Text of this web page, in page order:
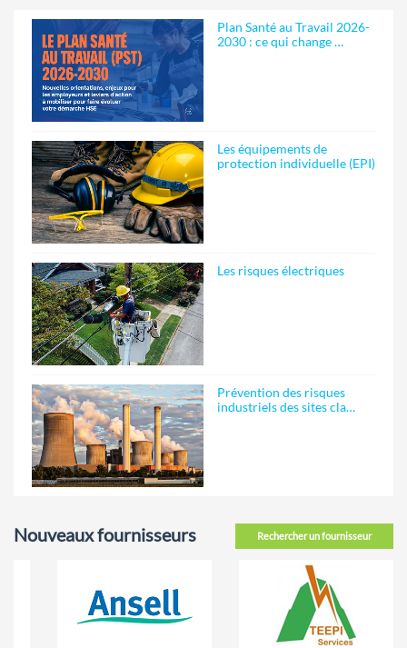
Plan Santé au Travail 2026-
2030 : ce qui change …
Les équipements de
protection individuelle (EPI)
Les risques électriques
Prévention des risques
industriels des sites cla…
Rechercher un fournisseur
Nouveaux fournisseurs